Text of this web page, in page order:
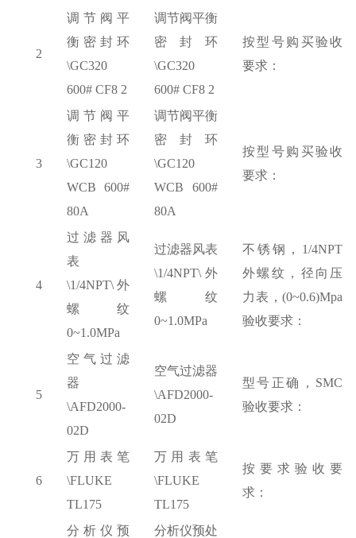
2
调节阀平
衡密封环
\GC320
600# CF8 2
调节阀平衡
密封环
\GC320
600# CF8 2
按型号购买验收
要求：
3
调节阀平
衡密封环
\GC120
WCB 600#
80A
调节阀平衡
密封环
\GC120
WCB 600#
80A
按型号购买验收
要求：
4
过滤器风
表
\1/4NPT\外
螺纹
0~1.0MPa
过滤器风表
\1/4NPT\外
螺纹
0~1.0MPa
不锈钢， 1/4NPT
外螺纹，径向压
力表，(0~0.6)Mpa
验收要求：
5
空气过滤
器
\AFD2000-
02D
空气过滤器
\AFD2000-
02D
型号正确， SMC
验收要求：
6
万用表笔
\FLUKE
TL175
万用表笔
\FLUKE
TL175
按要求验收要
求：
分析仪预 分析仪预处